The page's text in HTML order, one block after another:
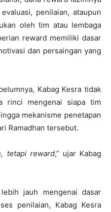
penilaian, ataupun
oleh tim atau lembaga
reward memiliki dasar
dan persaingan yang
Kabag Kesra tidak
rinci mengenai siapa tim
mekanisme penetapan
Ramadhan tersebut.
tetapi reward,” ujar Kabag
jauh mengenai dasar
penilaian, Kabag Kesra